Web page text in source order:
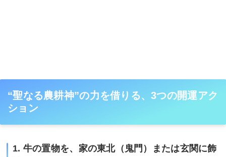
“聖なる農耕神”の力を借りる、3つの開運アク
ション
1. 牛の置物を、家の東北（鬼門）または玄関に飾